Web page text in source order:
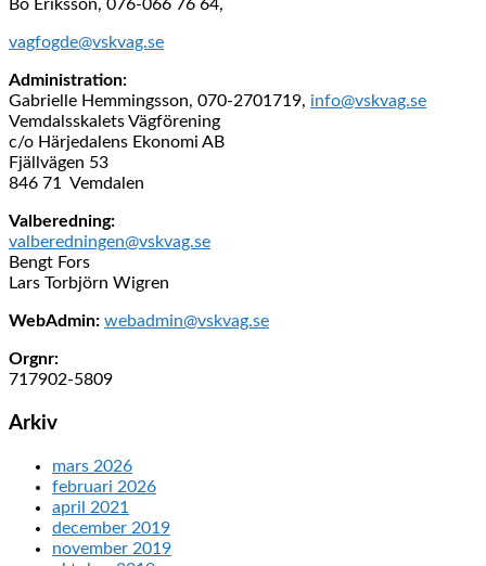
Bo Eriksson, 076-066 76 64,
vagfogde@vskvag.se
Administration:
Gabrielle Hemmingsson, 070-2701719, info@vskvag.se
Vemdalsskalets Vägförening
c/o Härjedalens Ekonomi AB
Fjällvägen 53
846 71 Vemdalen
Valberedning:
valberedningen@vskvag.se
Bengt Fors
Lars Torbjörn Wigren
WebAdmin: webadmin@vskvag.se
Orgnr:
717902-5809
Arkiv
mars 2026
februari 2026
april 2021
december 2019
november 2019